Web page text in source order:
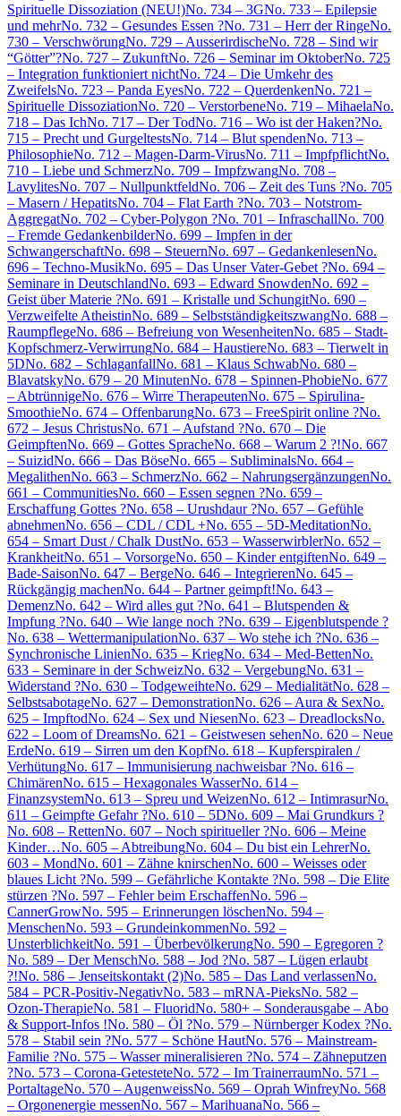
Spirituelle Dissoziation (NEU!)No. 734 – 3GNo. 733 – Epilepsie
und mehrNo. 732 – Gesundes Essen ?No. 731 – Herr der RingeNo.
730 – VerschwörungNo. 729 – AusserirdischeNo. 728 – Sind wir
“Götter”?No. 727 – ZukunftNo. 726 – Seminar im OktoberNo. 725
– Integration funktioniert nichtNo. 724 – Die Umkehr des
ZweifelsNo. 723 – Panda EyesNo. 722 – QuerdenkenNo. 721 –
Spirituelle DissoziationNo. 720 – VerstorbeneNo. 719 – MihaelaNo.
718 – Das IchNo. 717 – Der TodNo. 716 – Wo ist der Haken?No.
715 – Precht und GurgeltestsNo. 714 – Blut spendenNo. 713 –
PhilosophieNo. 712 – Magen-Darm-VirusNo. 711 – ImpfpflichtNo.
710 – Liebe und SchmerzNo. 709 – ImpfzwangNo. 708 –
LavylitesNo. 707 – NullpunktfeldNo. 706 – Zeit des Tuns ?No. 705
– Masern / HepatitsNo. 704 – Flat Earth ?No. 703 – Notstrom-
AggregatNo. 702 – Cyber-Polygon ?No. 701 – InfraschallNo. 700
– Fremde GedankenbilderNo. 699 – Impfen in der
SchwangerschaftNo. 698 – SteuernNo. 697 – GedankenlesenNo.
696 – Techno-MusikNo. 695 – Das Unser Vater-Gebet ?No. 694 –
Seminare in DeutschlandNo. 693 – Edward SnowdenNo. 692 –
Geist über Materie ?No. 691 – Kristalle und SchungitNo. 690 –
Verzweifelte AtheistinNo. 689 – SelbstständigkeitszwangNo. 688 –
RaumpflegeNo. 686 – Befreiung von WesenheitenNo. 685 – Stadt-
Kopfschmerz-VerwirrungNo. 684 – HaustiereNo. 683 – Tierwelt in
5DNo. 682 – SchlaganfallNo. 681 – Klaus SchwabNo. 680 –
BlavatskyNo. 679 – 20 MinutenNo. 678 – Spinnen-PhobieNo. 677
– AbtrünnigeNo. 676 – Wirre TherapeutenNo. 675 – Spirulina-
SmoothieNo. 674 – OffenbarungNo. 673 – FreeSpirit online ?No.
672 – Jesus ChristusNo. 671 – Aufstand ?No. 670 – Die
GeimpftenNo. 669 – Gottes SpracheNo. 668 – Warum 2 ?!No. 667
– SuizidNo. 666 – Das BöseNo. 665 – SubliminalsNo. 664 –
MegalithenNo. 663 – SchmerzNo. 662 – NahrungsergänzungenNo.
661 – CommunitiesNo. 660 – Essen segnen ?No. 659 –
Erschaffung Gottes ?No. 658 – Urushdaur ?No. 657 – Gefühle
abnehmenNo. 656 – CDL / CDL +No. 655 – 5D-MeditationNo.
654 – Smart Dust / Chalk DustNo. 653 – WasserwirblerNo. 652 –
KrankheitNo. 651 – VorsorgeNo. 650 – Kinder entgiftenNo. 649 –
Bade-SaisonNo. 647 – BergeNo. 646 – IntegrierenNo. 645 –
Rückgängig machenNo. 644 – Partner geimpft!No. 643 –
DemenzNo. 642 – Wird alles gut ?No. 641 – Blutspenden &
Impfung ?No. 640 – Wie lange noch ?No. 639 – Eigenblutspende ?
No. 638 – WettermanipulationNo. 637 – Wo stehe ich ?No. 636 –
Synchronische LinienNo. 635 – KriegNo. 634 – Med-BettenNo.
633 – Seminare in der SchweizNo. 632 – VergebungNo. 631 –
Widerstand ?No. 630 – TodgeweihteNo. 629 – MedialitätNo. 628 –
SelbstsabotageNo. 627 – DemonstrationNo. 626 – Aura & SexNo.
625 – ImpftodNo. 624 – Sex und NiesenNo. 623 – DreadlocksNo.
622 – Loom of DreamsNo. 621 – Geistwesen sehenNo. 620 – Neue
ErdeNo. 619 – Sirren um den KopfNo. 618 – Kupferspiralen /
VerhütungNo. 617 – Immunisierung nachweisbar ?No. 616 –
ChimärenNo. 615 – Hexagonales WasserNo. 614 –
FinanzsystemNo. 613 – Spreu und WeizenNo. 612 – IntimrasurNo.
611 – Geimpfte Gefahr ?No. 610 – 5DNo. 609 – Mai Grundkurs ?
No. 608 – RettenNo. 607 – Noch spiritueller ?No. 606 – Meine
Kinder…No. 605 – AbtreibungNo. 604 – Du bist ein LehrerNo.
603 – MondNo. 601 – Zähne knirschenNo. 600 – Weisses oder
blaues Licht ?No. 599 – Gefährliche Kontakte ?No. 598 – Die Elite
stürzen ?No. 597 – Fehler beim ErschaffenNo. 596 –
CannerGrowNo. 595 – Erinnerungen löschenNo. 594 –
MenschenNo. 593 – GrundeinkommenNo. 592 –
UnsterblichkeitNo. 591 – ÜberbevölkerungNo. 590 – Egregoren ?
No. 589 – Der MenschNo. 588 – Jod ?No. 587 – Lügen erlaubt
?!No. 586 – Jenseitskontakt (2)No. 585 – Das Land verlassenNo.
584 – PCR-Positiv-NegativNo. 583 – mRNA-PieksNo. 582 –
Ozon-TherapieNo. 581 – FluoridNo. 580+ – Sonderausgabe – Abo
& Support-Infos !No. 580 – Öl ?No. 579 – Nürnberger Kodex ?No.
578 – Stabil sein ?No. 577 – Schöne HautNo. 576 – Mainstream-
Familie ?No. 575 – Wasser mineralisieren ?No. 574 – Zähneputzen
?No. 573 – Corona-GetesteteNo. 572 – Im TrainerraumNo. 571 –
PortaltageNo. 570 – AugenweissNo. 569 – Oprah WinfreyNo. 568
– Orgonenergie messenNo. 567 – MarihuanaNo. 566 –